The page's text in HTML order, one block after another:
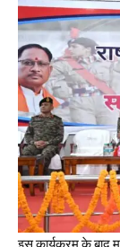
इस कार्यक्रम के बाद